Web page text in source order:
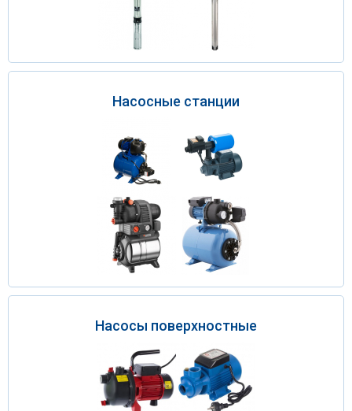
Насосные станции
Насосы поверхностные